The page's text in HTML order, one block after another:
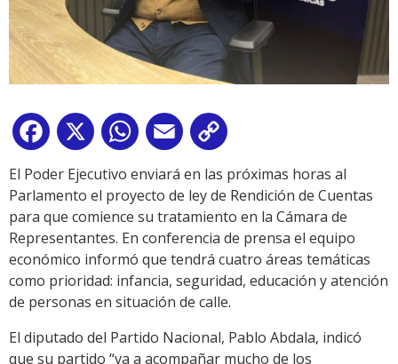
Facebook
X WhatsApp
Email
Link
El Poder Ejecutivo enviará en las próximas horas al
Parlamento el proyecto de ley de Rendición de Cuentas
para que comience su tratamiento en la Cámara de
Representantes. En conferencia de prensa el equipo
económico informó que tendrá cuatro áreas temáticas
como prioridad: infancia, seguridad, educación y atención
de personas en situación de calle.
El diputado del Partido Nacional, Pablo Abdala, indicó
que su partido “va a acompañar mucho de los